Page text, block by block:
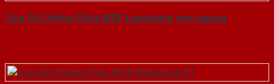
Cửa Gỗ Chống Cháy MDF Laminate van ngang